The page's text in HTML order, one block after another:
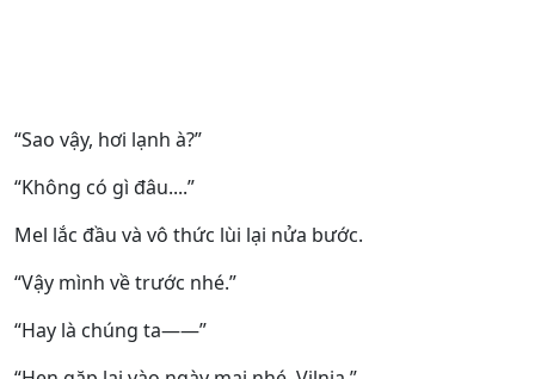
“Sao vậy, hơi lạnh à?”
“Không có gì đâu....”
Mel lắc đầu và vô thức lùi lại nửa bước.
“Vậy mình về trước nhé.”
“Hay là chúng ta——”